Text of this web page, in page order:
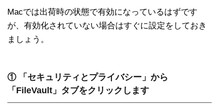
Macでは出荷時の状態で有効になっているはずです
が、有効化されていない場合はすぐに設定をしておき
ましょう。
① 「セキュリティとプライバシー」から
「FileVault」タブをクリックします